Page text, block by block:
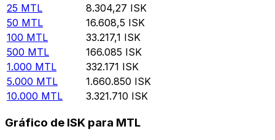
25 MTL 8.304,27 ISK
50 MTL 16.608,5 ISK
100 MTL 33.217,1 ISK
500 MTL 166.085 ISK
1.000 MTL 332.171 ISK
5.000 MTL 1.660.850 ISK
10.000 MTL 3.321.710 ISK
Gráfico de ISK para MTL